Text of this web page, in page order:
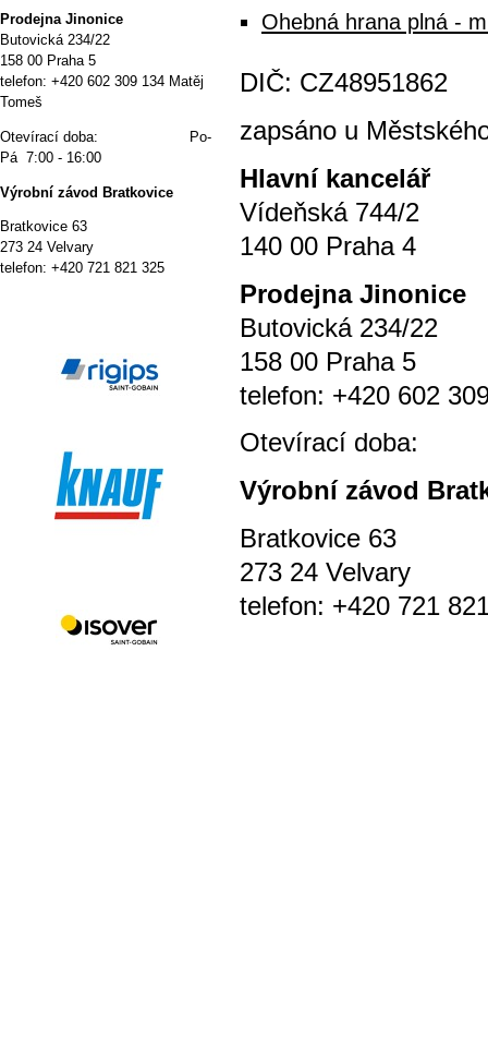
Ohebná hrana plná -
DIČ: CZ48951862
zapsáno u
Hlavní kancelář
Vídeňská 744/2
140 00 Praha 4
Prodejna Jinonice
Butovická 234/22
158 00 Praha 5
telefon: +420 602
Otevírací
Výrobní závod
Bratkovice 63
273 24 Velvary
telefon: +420 721
Prodejna Jinonice
Butovická 234/22
158 00 Praha 5
telefon: +420 602 309 134 Matěj
Tomeš
Otevírací doba: Po-
Pá 7:00 - 16:00
Výrobní závod Bratkovice
Bratkovice 63
273 24 Velvary
telefon: +420 721 821 325